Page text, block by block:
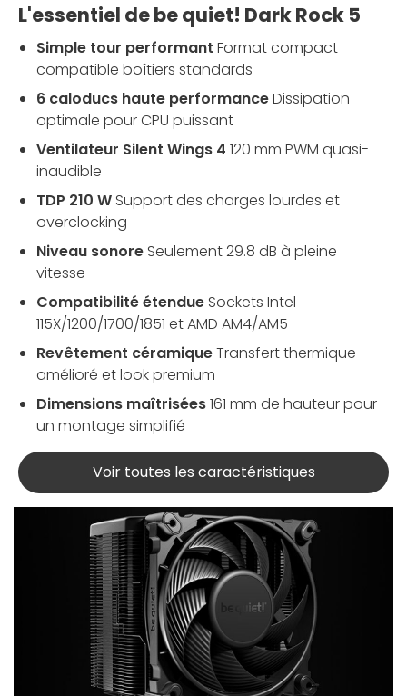
L'essentiel de be quiet! Dark Rock 5
Simple tour performant Format compact
compatible boîtiers standards
6 caloducs haute performanceDissipation
optimale pour CPU puissant
Ventilateur Silent Wings 4 120 mm PWM quasi-
inaudible
TDP 210 W Support des charges lourdes et
overclocking
Niveau sonore Seulement 29.8 dB à pleine
vitesse
Compatibilité étendue Sockets Intel
115X/1200/1700/1851 et AMD AM4/AM5
Revêtement céramiqueTransfert thermique
amélioré et look premium
Dimensions maîtrisées161 mm de hauteur pour
un montage simplifié
Voir toutes les caractéristiques